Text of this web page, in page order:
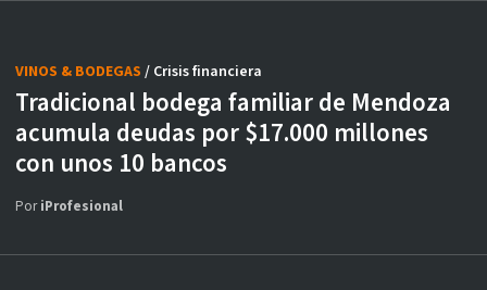
Tradicional bodega familiar de Mendoza
acumula deudas por $17.000 millones
con unos 10 bancos
VINOS & BODEGAS / Crisis financiera
PoriProfesional